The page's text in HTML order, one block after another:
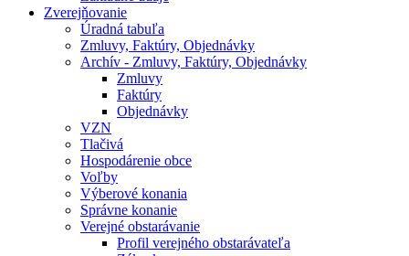
Zverejňovanie
Úradná tabuľa
Zmluvy, Faktúry, Objednávky
Archív - Zmluvy, Faktúry, Objednávky
Zmluvy
Faktúry
Objednávky
VZN
Tlačivá
Hospodárenie obce
Voľby
Výberové konania
Správne konanie
Verejné obstarávanie
Profil verejného obstarávateľa